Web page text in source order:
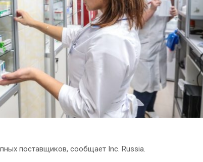
поставщиков, сообщает Inc. Russia.